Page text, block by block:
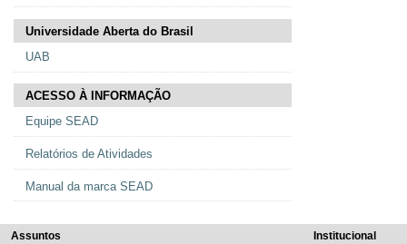
Universidade Aberta do Brasil
UAB
ACESSO À INFORMAÇÃO
Equipe SEAD
Relatórios de Atividades
Manual da marca SEAD
Assuntos
Institucional